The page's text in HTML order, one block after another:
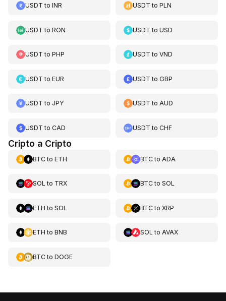
USDT to INR USDT toPLN
USDT to RON USDT toUSD
USDT to PHP USDT toVND
USDT to EUR USDT toGBP
USDT to JPY USDT toAUD
USDT to CAD USDT toCHF
Cripto a Cripto
BTCto ETH BTCto ADA
SOL to TRX BTCto SOL
ETH to SOL BTCto XRP
ETH to BNB SOL to AVAX
BTCto DOGE